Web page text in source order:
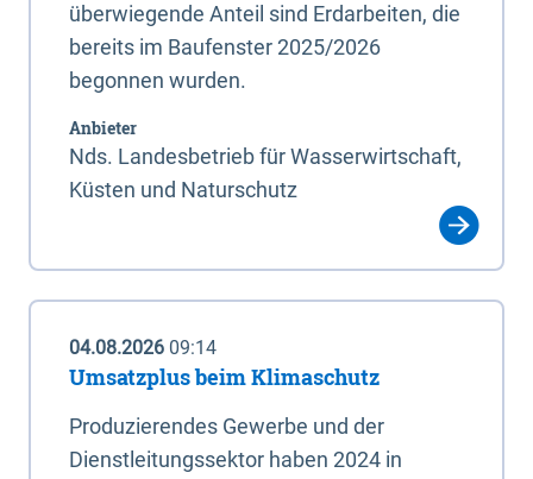
überwiegende Anteil sind Erdarbeiten, die
bereits im Baufenster 2025/2026
begonnen wurden.
Anbieter
Nds. Landesbetrieb für Wasserwirtschaft,
Küsten und Naturschutz
04.08.2026 09:14
Umsatzplus beim Klimaschutz
Produzierendes Gewerbe und der
Dienstleitungssektor haben 2024 in